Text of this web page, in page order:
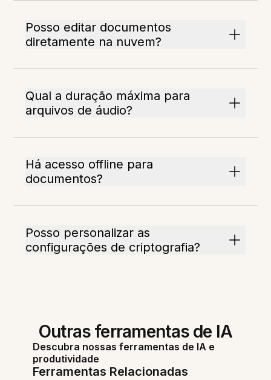
Posso editar documentos
diretamente na nuvem?
Qual a duração máxima para
arquivos de áudio?
Há acesso offline para
documentos?
Posso personalizar as
configurações de criptografia?
Outras ferramentas de IA
Descubra nossas ferramentas de IA e
produtividade
Ferramentas Relacionadas